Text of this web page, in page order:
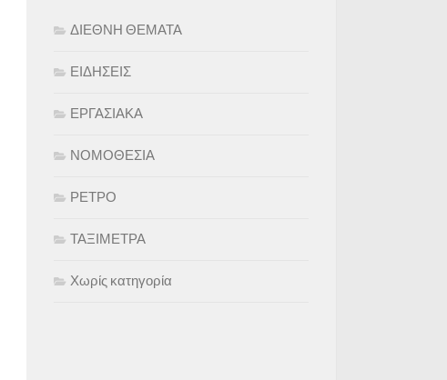
ΔΙΕΘΝΗ ΘΕΜΑΤΑ
ΕΙΔΗΣΕΙΣ
ΕΡΓΑΣΙΑΚΑ
ΝΟΜΟΘΕΣΙΑ
ΡΕΤΡΟ
ΤΑΞΙΜΕΤΡΑ
Χωρίς κατηγορία